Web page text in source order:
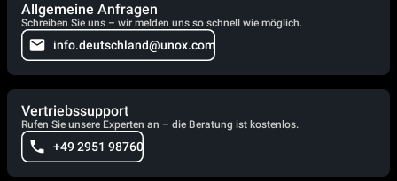
Allgemeine Anfragen
Schreiben Sie uns – wir melden uns so schnell wie möglich.
info.deutschland@unox.com
Vertriebssupport
Rufen Sie unsere Experten an – die Beratung ist kostenlos.
+49 2951 98760